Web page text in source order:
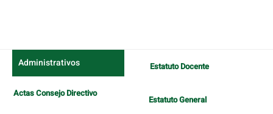
Administrativos
Actas Consejo Directivo
Estatuto Docente
Estatuto General